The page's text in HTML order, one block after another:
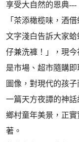
享受大自然的恩典---
「茶添橄榄味，酒
文字淺白告訴大家
仔兼洗褲！」，現
是市場、超市隨購
圖像，對現代的孩
一篇天方夜譚的神
鄉村童年美景，正
著。